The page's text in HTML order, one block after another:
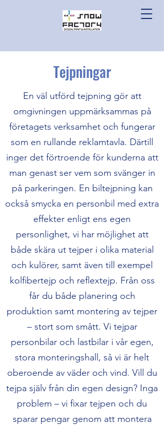
Tejpningar
En väl utförd tejpning gör att
omgivningen uppmärksammas på
företagets verksamhet och fungerar
som en rullande reklamtavla. Därtill
inger det förtroende för kunderna att
man genast ser vem som svänger in
på parkeringen. En biltejpning kan
också smycka en personbil med extra
effekter enligt ens egen
personlighet, vi har möjlighet att
både skära ut tejper i olika material
och kulörer, samt även till exempel
kolfibertejp och reflextejp. Från oss
får du både planering och
produktion samt montering av tejper
– stort som smått. Vi tejpar
personbilar och lastbilar i vår egen,
stora monteringshall, så vi är helt
oberoende av väder och vind. Vill du
tejpa själv från din egen design? Inga
problem – vi fixar tejpen och du
sparar pengar genom att montera